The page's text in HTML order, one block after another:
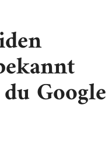
Google